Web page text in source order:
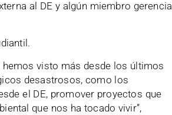
al DE y algún miembro gerencial
visto más desde los últimos
desastrosos, como los
el DE, promover proyectos que
que nos ha tocado vivir”,